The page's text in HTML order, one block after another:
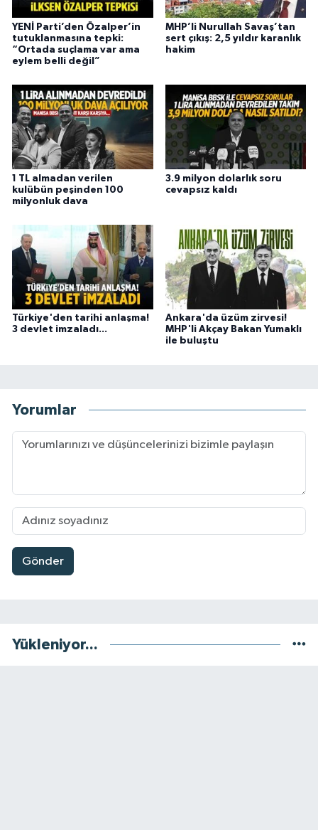
YENİ Parti’den Özalper’in
tutuklanmasına tepki:
“Ortada suçlama var ama
eylem belli değil”
MHP’li Nurullah Savaş’tan
sert çıkış: 2,5 yıldır karanlık
hakim
1 TL almadan verilen
kulübün peşinden 100
milyonluk dava
3.9 milyon dolarlık soru
cevapsız kaldı
Türkiye'den tarihi anlaşma!
3 devlet imzaladı...
Ankara'da üzüm zirvesi!
MHP'li Akçay Bakan Yumaklı
ile buluştu
Yorumlar
Gönder
Yükleniyor...